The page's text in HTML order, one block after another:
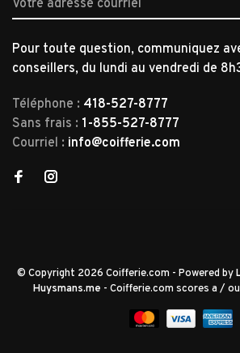
Pour toute question, communiquez
conseillers, du lundi au vendredi de
Téléphone : 418-527-8777
Sans frais : 1-855-527-8777
Courriel : info@coifferie.com
© Copyright 2026 Coifferie.com - Powered by
Huysmans.me - Coifferie.com scores a /